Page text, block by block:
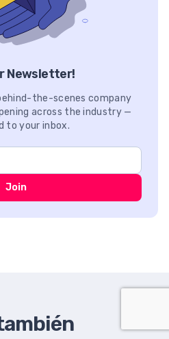
Newsletter!
the-scenes company
across the industry —
to your inbox.
Join